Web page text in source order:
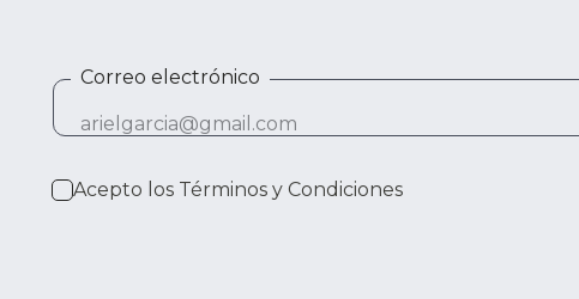
Correo electrónico
Acepto los Términos y Condiciones